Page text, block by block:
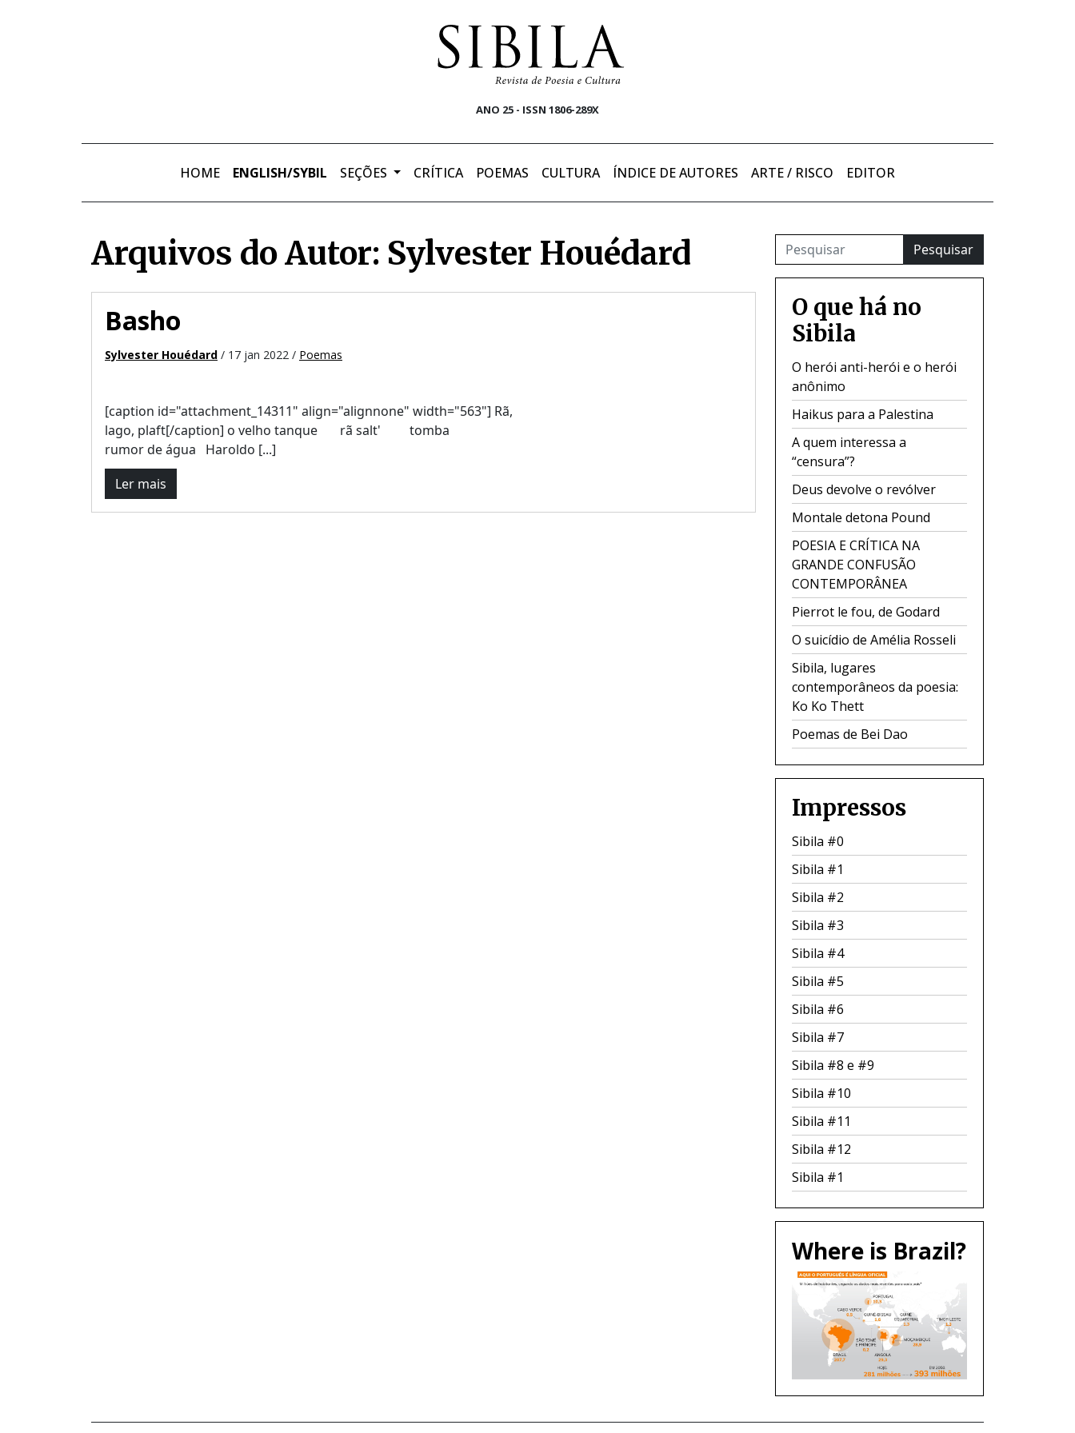
ANO 25 - ISSN 1806-289X
HOME ENGLISH/SYBIL SEÇÕES CRÍTICA POEMAS CULTURA ÍNDICE DE AUTORES ARTE / RISCO EDITOR
Arquivos do Autor: Sylvester Houédard
Basho
Sylvester Houédard / 17 jan 2022 / Poemas
[caption id="attachment_14311" align="alignnone" width="563"] Rã,
lago, plaft[/caption] o velho tanque rã salt' tomba
rumor de água Haroldo [...]
Ler mais
Pesquisar
O que há no
Sibila
O herói anti-herói e o herói
anônimo
Haikus para a Palestina
A quem interessa a
“censura”?
Deus devolve o revólver
Montale detona Pound
POESIA E CRÍTICA NA
GRANDE CONFUSÃO
CONTEMPORÂNEA
Pierrot le fou, de Godard
O suicídio de Amélia Rosseli
Sibila, lugares
contemporâneos da poesia:
Ko Ko Thett
Poemas de Bei Dao
Impressos
Sibila #0
Sibila #1
Sibila #2
Sibila #3
Sibila #4
Sibila #5
Sibila #6
Sibila #7
Sibila #8 e #9
Sibila #10
Sibila #11
Sibila #12
Sibila #1
Where is Brazil?